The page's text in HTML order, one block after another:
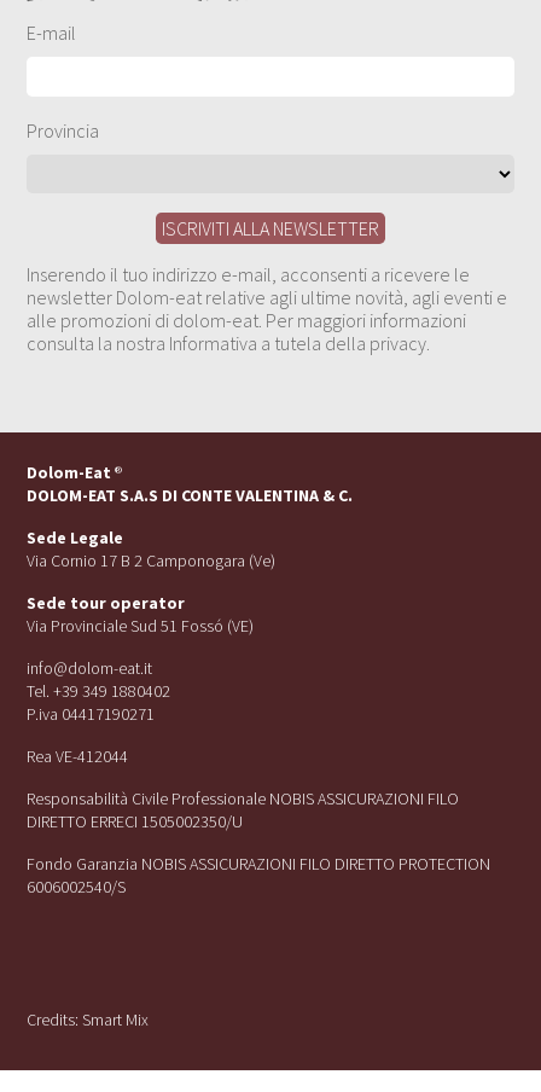
E-mail
Provincia
Inserendo il tuo indirizzo e-mail, acconsenti a ricevere le
newsletter Dolom-eat relative agli ultime novità, agli eventi e
alle promozioni di dolom-eat. Per maggiori informazioni
consulta la nostra Informativa a tutela della privacy.
Dolom-Eat ®
DOLOM-EAT S.A.S DI CONTE VALENTINA & C.
Sede Legale
Via Cornio 17 B 2 Camponogara (Ve)
Sede tour operator
Via Provinciale Sud 51 Fossó (VE)
info@dolom-eat.it
Tel. +39 349 1880402
P.iva 04417190271
Rea VE-412044
Responsabilità Civile Professionale NOBIS ASSICURAZIONI FILO
DIRETTO ERRECI 1505002350/U
Fondo Garanzia NOBIS ASSICURAZIONI FILO DIRETTO PROTECTION
6006002540/S
Credits:Smart Mix